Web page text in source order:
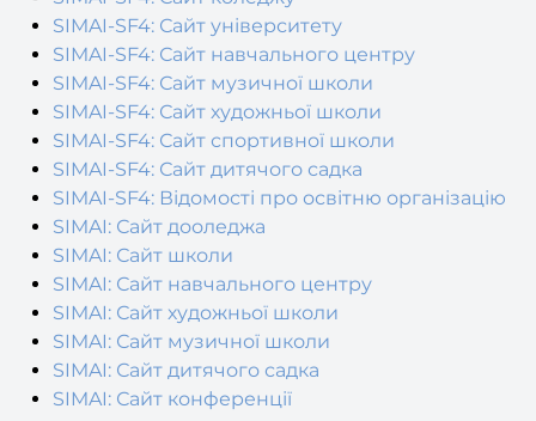
SIMAI-SF4: Сайт навчального центру
SIMAI-SF4: Сайт музичної школи
SIMAI-SF4: Сайт художньої школи
SIMAI-SF4: Сайт спортивної школи
SIMAI-SF4: Сайт дитячого садка
SIMAI-SF4: Відомості про освітню організацію
SIMAI: Сайт до
оледжа
SIMAI: Сайт школи
SIMAI: Сайт навчального центру
SIMAI: Сайт художньої школи
SIMAI: Сайт музичної школи
SIMAI: Сайт дитячого садка
SIMAI: Сайт конференції
Наші компетенції: